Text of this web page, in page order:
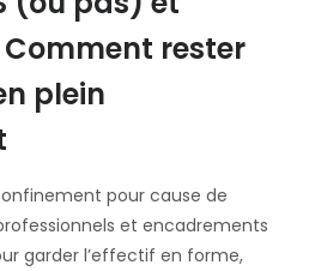
rester
plein
pour cause de
et encadrements
garder l’effectif en forme,